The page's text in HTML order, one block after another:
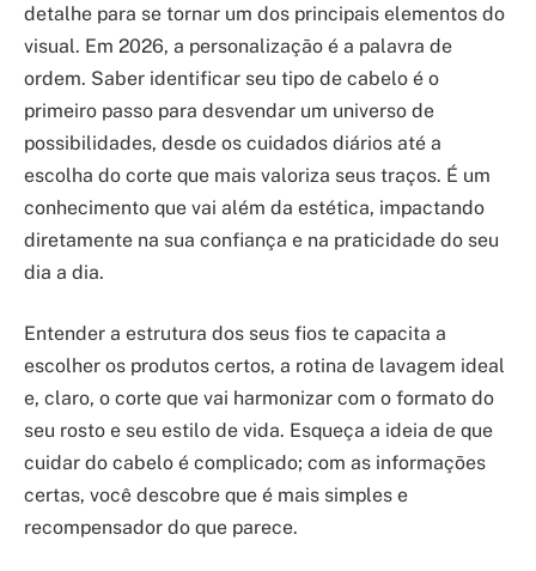
detalhe para se tornar um dos principais elementos do
visual. Em 2026, a personalização é a palavra de
ordem. Saber identificar seu tipo de cabelo é o
primeiro passo para desvendar um universo de
possibilidades, desde os cuidados diários até a
escolha do corte que mais valoriza seus traços. É um
conhecimento que vai além da estética, impactando
diretamente na sua confiança e na praticidade do seu
dia a dia.
Entender a estrutura dos seus fios te capacita a
escolher os produtos certos, a rotina de lavagem ideal
e, claro, o corte que vai harmonizar com o formato do
seu rosto e seu estilo de vida. Esqueça a ideia de que
cuidar do cabelo é complicado; com as informações
certas, você descobre que é mais simples e
recompensador do que parece.